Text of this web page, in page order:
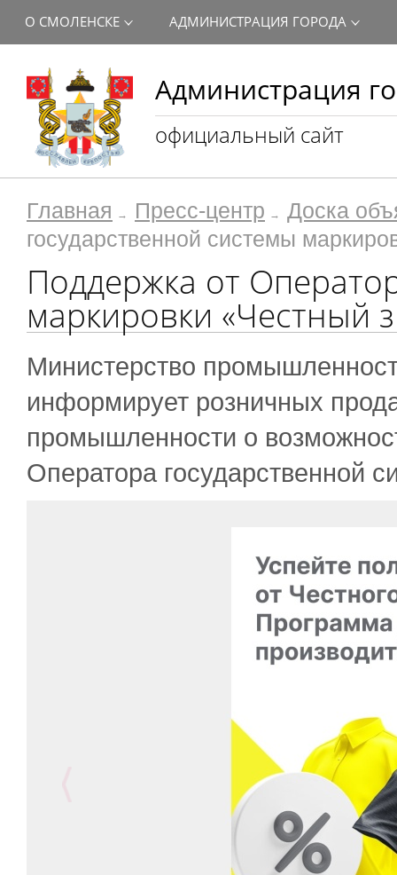
Администрация
официальный сайт
О СМОЛЕНСКЕ АДМИНИСТРАЦИЯ ГОРОДА
Главная Пресс-центр
Доска
государственной системы
Поддержка от
маркировки «Честный
Министерство
информирует розничных
промышленности о
Оператора государственной